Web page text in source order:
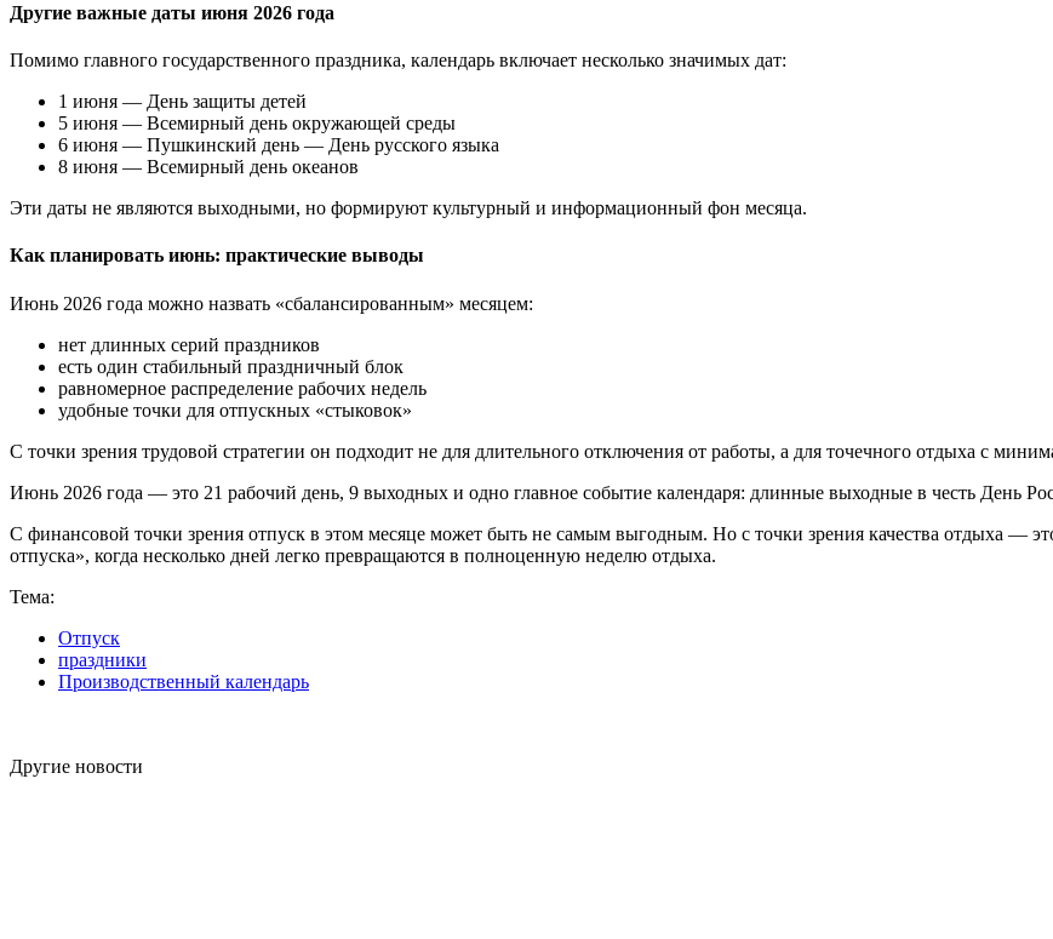
Другие важные даты июня 2026 года
Помимо главного государственного праздника, календарь включает несколько значимых дат:
1 июня — День защиты детей
5 июня — Всемирный день окружающей среды
6 июня — Пушкинский день — День русского языка
8 июня — Всемирный день океанов
Эти даты не являются выходными, но формируют культурный и информационный фон месяца.
Как планировать июнь: практические выводы
Июнь 2026 года можно назвать «сбалансированным» месяцем:
нет длинных серий праздников
есть один стабильный праздничный блок
равномерное распределение рабочих недель
удобные точки для отпускных «стыковок»
С точки зрения трудовой стратегии он подходит не для длительного отключения от работы, а для точечного отдыха с
Июнь 2026 года — это 21 рабочий день, 9 выходных и одно главное событие календаря: длинные выходные в честь День
С финансовой точки зрения отпуск в этом месяце может быть не самым выгодным. Но с точки зрения качества отдыха —
отпуска», когда несколько дней легко превращаются в полноценную неделю отдыха.
Тема:
Отпуск
праздники
Производственный календарь
Другие новости